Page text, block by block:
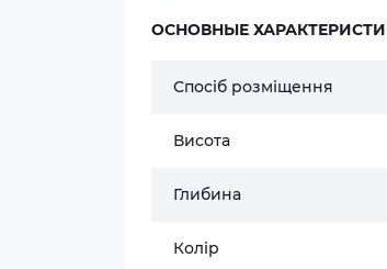
ОСНОВНЫЕ
Спосіб розміщення
Висота
Глибина
Колір